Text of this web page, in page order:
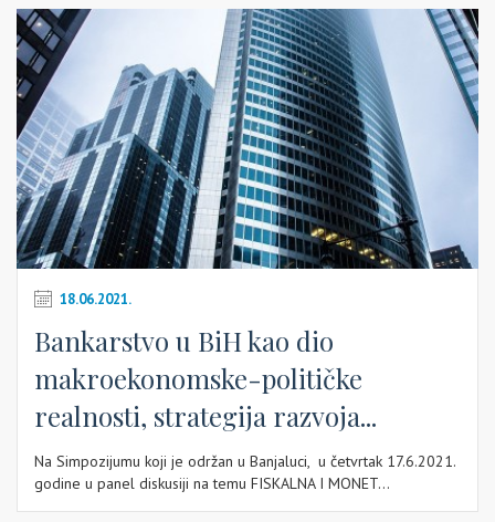
18.06.2021.
Bankarstvo u BiH kao dio
makroekonomske-političke
realnosti, strategija razvoja...
Na Simpozijumu koji je održan u Banjaluci, u četvrtak 17.6.2021.
godine u panel diskusiji na temu FISKALNA I MONET...